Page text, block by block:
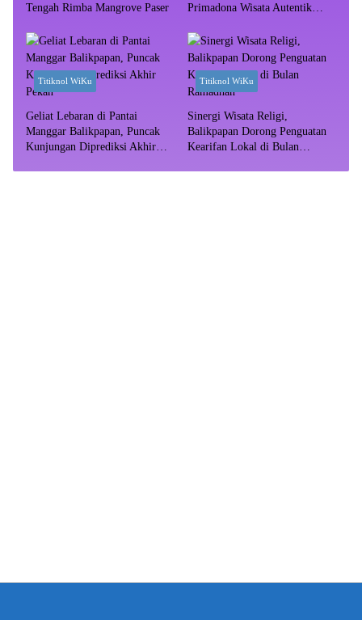
Tengah Rimba Mangrove Paser
Primadona Wisata Autentik
Titiknol WiKu
Geliat Lebaran di Pantai
Manggar Balikpapan, Puncak
Kunjungan Diprediksi Akhir
Titiknol WiKu
Sinergi Wisata Religi,
Balikpapan Dorong Penguatan
Kearifan Lokal di Bulan